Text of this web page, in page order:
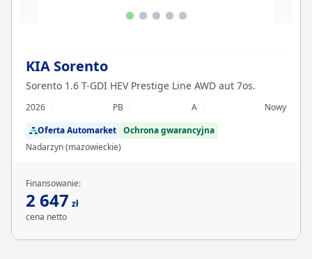
KIA Sorento
Sorento 1.6 T-GDI HEV Prestige Line AWD aut 7os.
2026 PB A
Nowy
Oferta Automarket Ochrona gwarancyjna
Nadarzyn (mazowieckie)
Finansowanie:
2 647 zł
cena netto